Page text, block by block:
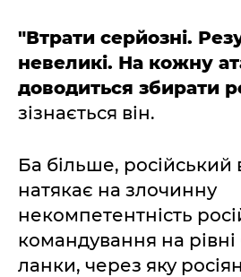
"Втрати серйозні.
невеликі. На кожну
доводиться збирати
зізнається він.
Ба більше, російський
натякає на злочинну
некомпетентність
командування на рівні
ланки, через яку